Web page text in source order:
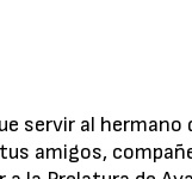
servir al
amigos,